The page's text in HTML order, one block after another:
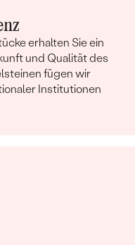
erhalten Sie ein
und Qualität des
fügen wir
Institutionen